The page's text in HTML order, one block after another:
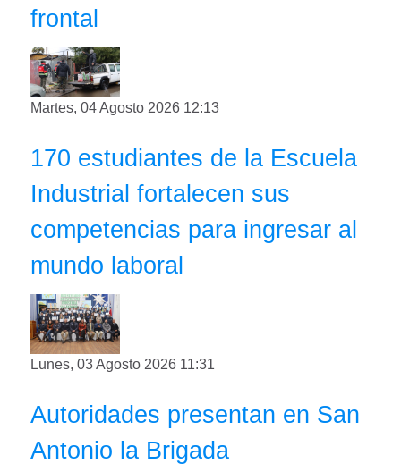
frontal
Martes, 04 Agosto 2026 12:13
170 estudiantes de la Escuela
Industrial fortalecen sus
competencias para ingresar al
mundo laboral
Lunes, 03 Agosto 2026 11:31
Autoridades presentan en San
Antonio la Brigada